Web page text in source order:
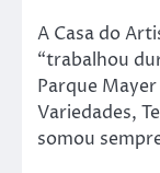
A Casa do
“trabalhou
Parque
Variedades,
somou